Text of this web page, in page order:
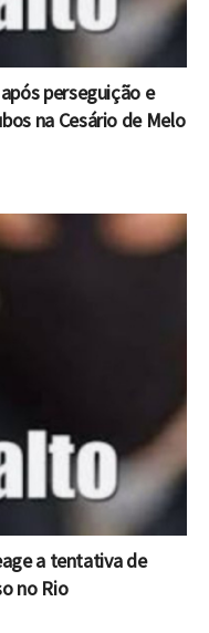
perseguição e
na Cesário de Melo
a tentativa de
no Rio